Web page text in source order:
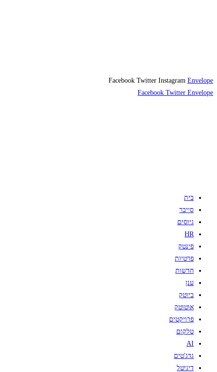
Facebook Twitter Instagram Envelope
Facebook Twitter Envelope
בית
סייבר
גיוסים
HR
פינטק
פרטיות
חדשות
ענן
ביוטק
אוטוטק
פרויקטים
טלקום
AI
גדג'טים
דיגיטל